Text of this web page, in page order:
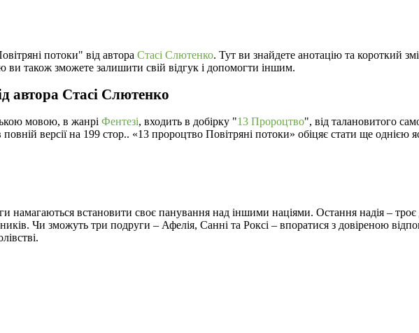
потоки" від автора Стасі Слютенко. Тут ви знайдете анотацію та короткий
також зможете залишити свій відгук і допомогти іншим.
автора Стасі Слютенко
мовою, в жанрі Фентезі, входить в добірку "13 Пророцтво", від талановитого
версії на 199 стор.. «13 пророцтво Повітряні потоки» обіцяє стати ще
намагаються встановити своє панування над іншими націями. Остання надія – троє
Чи зможуть три подруги – Афелія, Санні та Роксі – впоратися з довіреною